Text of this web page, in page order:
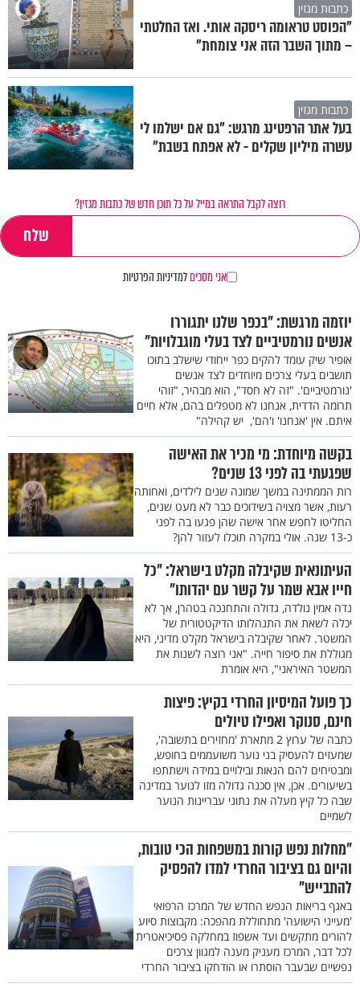
כתבות מגזין
"הפוסט טראומה ריסקה אותי. ואז החלטתי
– מתוך השבר הזה אני צומחת"
כתבות מגזין
בעל אתר הרפטינג מרגש: "גם אם ישלמו לי
עשרה מיליון שקלים - לא אפתח בשבת"
רוצה לקבל התראה במייל על כל תוכן חדש של כתבות מגזין?
אני מסכיםלמדיניות הפרטיות
יוזמה מרגשת: "בכפר שלנו יתגוררו
אנשים נורמטיביים לצד בעלי מוגבלויות"
אופיר שיק עומד להקים כפר ייחודי שישלב בתוכו
תושבים בעלי צרכים מיוחדים לצד אנשים
'נורמטיביים'. "זה לא חסד", הוא מבהיר, "זוהי
תרומה הדדית, אנחנו לא מטפלים בהם, אלא חיים
איתם. אין 'אנחנו' ו'הם', יש קהילה"
בקשה מיוחדת: מי מכיר את האישה
שפגעתי בה לפני 13 שנים?
רות הממתינה במשך שמונה שנים לילדים, ואחותה
רעות, אשר מצויה בשידוכים כבר לא מעט שנים,
החליטו לחפש אחר אישה שהן פגעו בה לפני
כ-13 שנה. אולי במקרה תוכלו לעזור להן?
העיתונאית שקיבלה מקלט בישראל: "כל
חייו אבא שמר על קשר עם יהדותו"
נדה אמין נולדה, גדולה והתחנכה בטהרן, אך לא
יכלה לשאת את התנהלותו הדיקטטורית של
המשטר. לאחר שקיבלה בישראל מקלט מדיני, היא
מגוללת את סיפור חייה. "אני רוצה לשנות את
המשטר האיראני", היא אומרת
כך פועל המיסיון החרדי בקיץ: פיצות
חינם, סנוקר ואפילו טיולים
כתבה של ערוץ 2 מתארת 'מחזירים בתשובה',
שמעזים להעסיק בני נוער משועממים בחופש,
ומבטיחים להם הנאות ובילויים במידה וישתתפו
בשיעורים. אכן, אין סכנה גדולה מזו לנוער במדינה
שבה כל קיץ מעלה את נתוני עבריינות הנוער
לשמיים
"מחלות נפש קורות במשפחות הכי טובות,
והיום גם בציבור החרדי למדו להפסיק
להתבייש"
באגף בריאות הנפש החדש של המרכז הרפואי
'מעייני הישועה' מתחוללת מהפכה: מקבוצות סיוע
להורים מתקשים ועד אשפוז במחלקה פסיכיאטרית
לכל דבר, המרכז מעניק מענה למגוון צרכים
נפשיים שבעבר הוסתרו או הודחקו בציבור החרדי